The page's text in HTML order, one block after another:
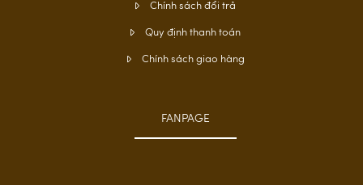
Chính sách đổi trả
Quy định thanh toán
Chính sách giao hàng
FANPAGE